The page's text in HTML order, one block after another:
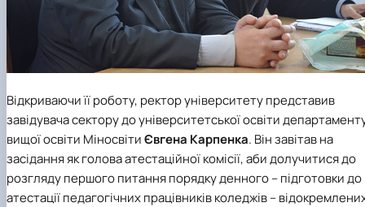
Відкриваючи її роботу, ректор університетупредставив
завідувача сектору до університетської освіти
вищої освіти МіносвітиЄвгена Карпенка. Він завітав на
засідання як голова атестаційної комісії, аби долучитися до
розгляду першого питання порядку денного – підготовки до
атестації педагогічних працівників коледжів –